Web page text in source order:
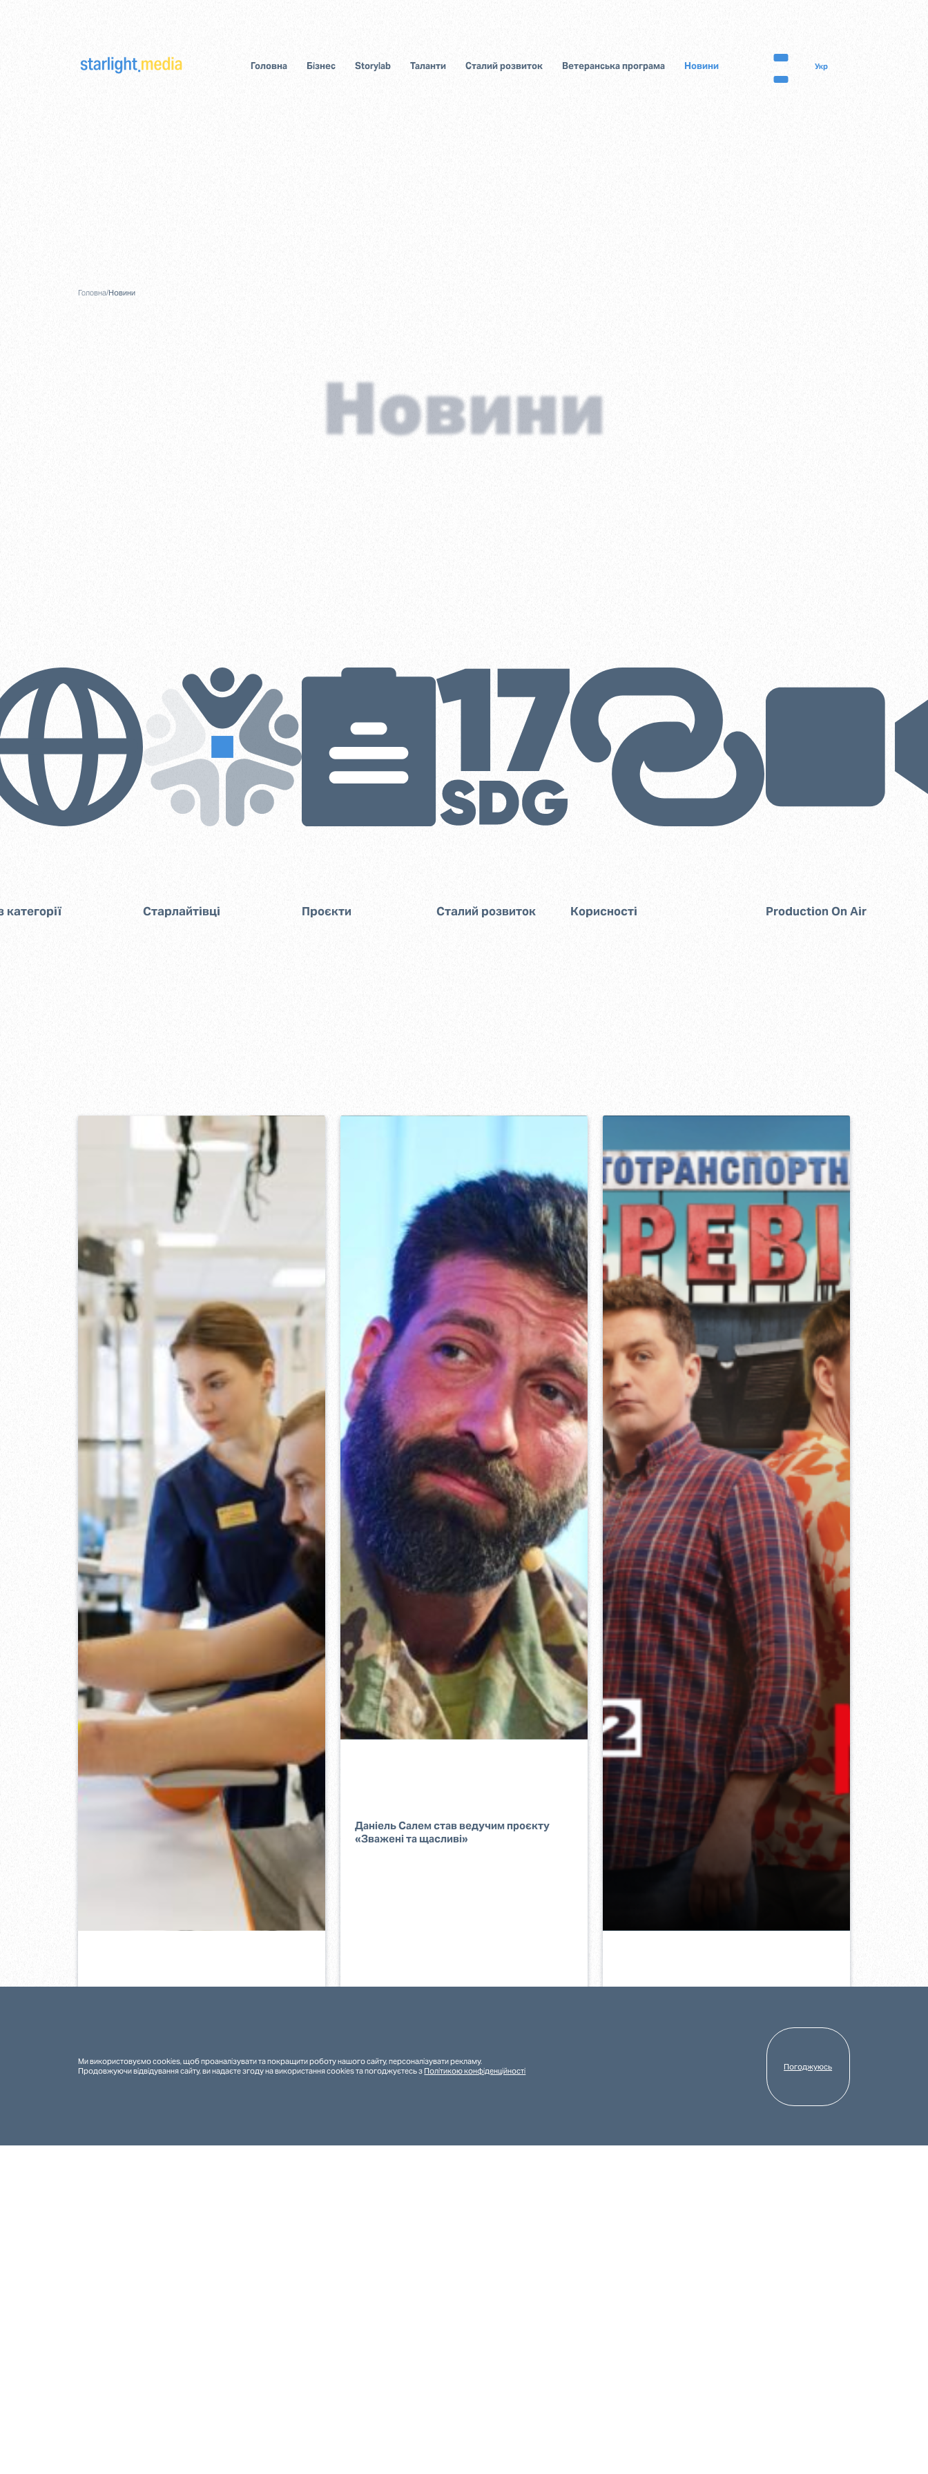
Головна Бізнес Storylab Таланти Сталий розвиток Ветеранська програма Новини Укр
Головна/Новини
Новини
категорії Старлайтівці Проєкти Сталий розвиток Корисності Production On Air
Даніель Салем став ведучим проєкту
«Зважені та щасливі»
провідний стрімінговий сервіс Netflix:
Ми використовуємо cookies, щоб проаналізувати та покращити роботу нашого сайту, персоналізувати рекламу.
Продовжуючи відвідування сайту, ви надаєте згоду на використання cookies та погоджуєтесь з Політикою конфіденційності Погоджуюсь